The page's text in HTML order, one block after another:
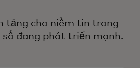
tảng cho niềm tin trong
đang phát triển mạnh.